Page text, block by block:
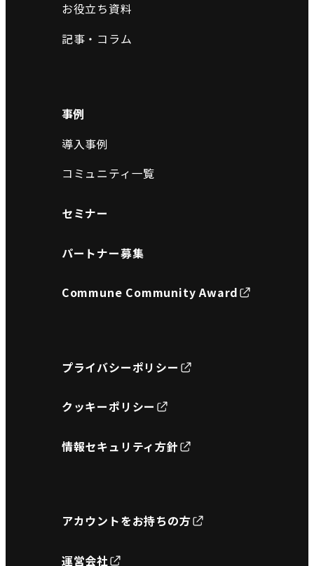
お役立ち資料
記事・コラム
事例
導入事例
コミュニティ一覧
セミナー
パートナー募集
Commune Community Award
プライバシーポリシー
クッキーポリシー
情報セキュリティ方針
アカウントをお持ちの方
運営会社